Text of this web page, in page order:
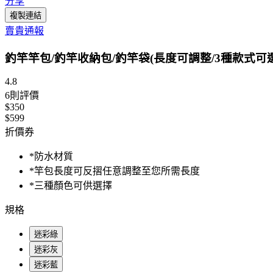
複製連結
賣貴通報
釣竿竿包/釣竿收納包/釣竿袋(長度可調整/3種款式可
4.8
6則評價
$350
$599
折價券
*防水材質
*竿包長度可反摺任意調整至您所需長度
*三種顏色可供選擇
規格
迷彩綠
迷彩灰
迷彩藍